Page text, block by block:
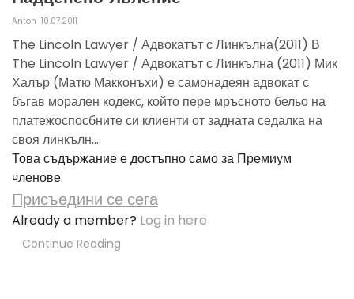
Anton 10.07.2011
The Lincoln Lawyer / Адвокатът с Линкълна(2011) В
The Lincoln Lawyer / Адвокатът с Линкълна (2011) Мик
Халър (Матю Макконъхи) е самонадеян адвокат с
бъгав морален кодекс, който пере мръсното бельо на
платежоспосбните си клиенти от задната седалка на
своя линкълн....
Това съдържание е достъпно само за Премиум
членове.
Присъедини се сега
Already a member? Log in here
Continue Reading